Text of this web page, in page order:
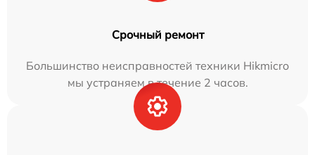
Срочный ремонт
Большинство неисправностей техники Hikmicro
мы устраняем в течение 2 часов.